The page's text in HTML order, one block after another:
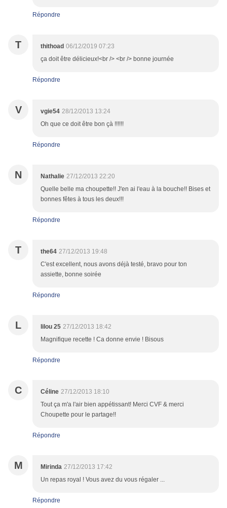
Répondre
T thithoad 06/12/2019 07:23
ça doit être délicieux!<br /> <br /> bonne journée
Répondre
V vgie54 28/12/2013 13:24
Oh que ce doit être bon çà !!!!!!
Répondre
N Nathalie 27/12/2013 22:20
Quelle belle ma choupette!! J'en ai l'eau à la bouche!! Bises et
bonnes fêtes à tous les deux!!!
Répondre
T the64 27/12/2013 19:48
C'est excellent, nous avons déjà testé, bravo pour ton
assiette, bonne soirée
Répondre
L lilou 25 27/12/2013 18:42
Magnifique recette ! Ca donne envie ! Bisous
Répondre
C Céline 27/12/2013 18:10
Tout ça m'a l'air bien appétissant! Merci CVF & merci
Choupette pour le partage!!
Répondre
M Mirinda 27/12/2013 17:42
Un repas royal ! Vous avez du vous régaler ...
Répondre